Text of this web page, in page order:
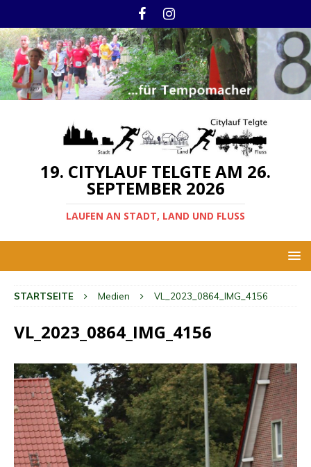
19. CITYLAUF TELGTE AM 26.
SEPTEMBER 2026
LAUFEN AN STADT, LAND UND FLUSS
STARTSEITE Medien VL_2023_0864_IMG_4156
VL_2023_0864_IMG_4156